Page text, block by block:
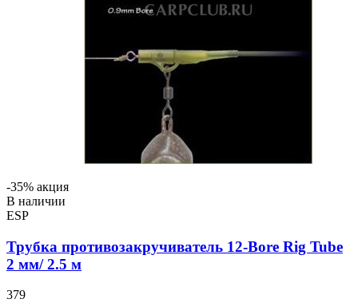
-35% акция
В наличии
ESP
Трубка противозакручиватель 12-Bore Rig Tube
2 мм/ 2.5 м
379